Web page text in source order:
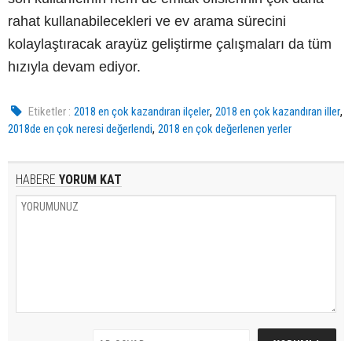
rahat kullanabilecekleri ve ev arama sürecini
kolaylaştıracak arayüz geliştirme çalışmaları da tüm
hızıyla devam ediyor.
Etiketler : 2018 en çok kazandıran ilçeler,2018 en çok kazandıran iller,
2018de en çok neresi değerlendi, 2018 en çok değerlenen yerler
HABERE YORUM KAT